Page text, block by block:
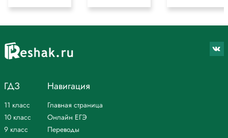
ГДЗ
11 класс
10 класс
9 класс
Навигация
Главная страница
Онлайн ЕГЭ
Переводы